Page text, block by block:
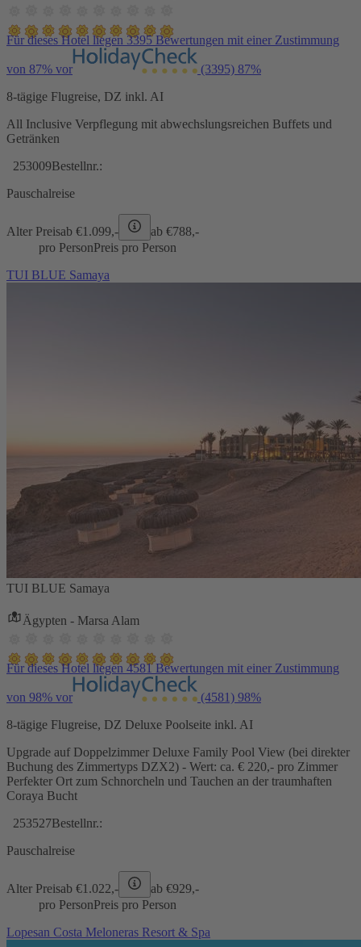
Für dieses Hotel liegen 3395 Bewertungen mit einer Zustimmung
von 87% vor (3395) 87%
8-tägige Flugreise, DZ inkl. AI
All Inclusive Verpflegung mit abwechslungsreichen Buffets und
Getränken
253009Bestellnr.:
Pauschalreise
Alter Preisab €1.099,- ab €788,-
pro PersonPreis pro Person
TUI BLUE Samaya
TUI BLUE Samaya
Ägypten - Marsa Alam
Für dieses Hotel liegen 4581 Bewertungen mit einer Zustimmung
von 98% vor (4581) 98%
8-tägige Flugreise, DZ Deluxe Poolseite inkl. AI
Upgrade auf Doppelzimmer Deluxe Family Pool View (bei direkter
Buchung des Zimmertyps DZX2) - Wert: ca. € 220,- pro Zimmer
Perfekter Ort zum Schnorcheln und Tauchen an der traumhaften
Coraya Bucht
253527Bestellnr.:
Pauschalreise
Alter Preisab €1.022,- ab €929,-
pro PersonPreis pro Person
Lopesan Costa Meloneras Resort & Spa